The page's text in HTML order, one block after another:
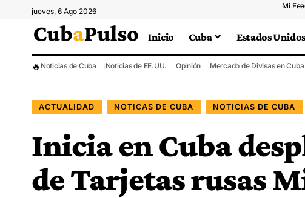
jueves, 6 Ago 2026
Mi
Inicio Cuba Estados Unidos
🔥 Noticias de Cuba Noticias de EE.UU. Opinión Mercado de Divisas en Cuba
ACTUALIDAD NOTICAS DE CUBA NOTICIAS DE CUBA
Inicia en Cuba
de Tarjetas rusas